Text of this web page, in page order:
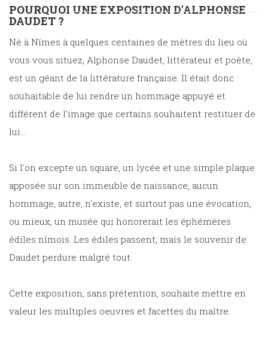
POURQUOI UNE EXPOSITION D'ALPHONSE
DAUDET ?
Né à Nîmes à quelques centaines de mètres du lieu où
vous vous situez, Alphonse Daudet, littérateur et poète,
est un géant de la littérature française. Il était donc
souhaitable de lui rendre un hommage appuyé et
différent de l'image que certains souhaitent restituer de
lui...
Si l'on excepte un square, un lycée et une simple plaque
apposée sur son immeuble de naissance, aucun
hommage, autre, n'existe, et surtout pas une évocation,
ou mieux, un musée qui honorerait les éphémères
édiles nîmois. Les édiles passent, mais le souvenir de
Daudet perdure malgré tout.
Cette exposition, sans prétention, souhaite mettre en
valeur les multiples oeuvres et facettes du maître.